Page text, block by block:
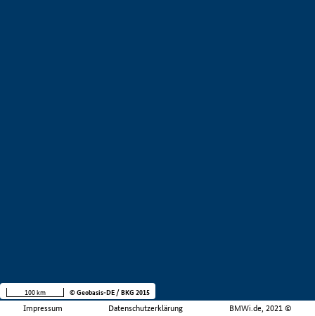
Impressum Datenschutzerklärung BMWi.de, 2021 ©
100 km © Geobasis-DE / BKG 2015